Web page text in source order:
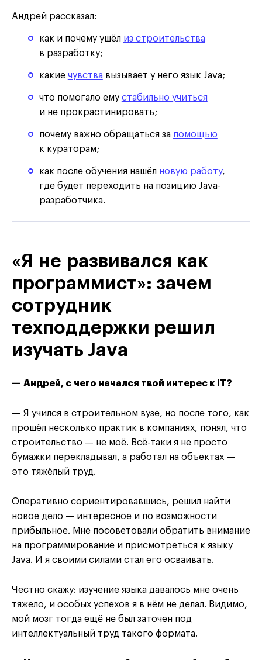
Андрей рассказал:
как и почему ушёл из строительства
в разработку;
какие чувства вызывает у него язык Java;
что помогало ему стабильно учиться
и не прокрастинировать;
почему важно обращаться за помощью
к кураторам;
как после обучения нашёл новую работу,
где будет переходить на позицию Java-
разработчика.
«Я не развивался как
программист»: зачем
сотрудник
техподдержки решил
изучать Java
— Андрей, с чего начался твой интерес к IT?
— Я учился в строительном вузе, но после того, как
прошёл несколько практик в компаниях, понял, что
строительство — не моё. Всё-таки я не просто
бумажки перекладывал, а работал на объектах —
это тяжёлый труд.
Оперативно сориентировавшись, решил найти
новое дело — интересное и по возможности
прибыльное. Мне посоветовали обратить внимание
на программирование и присмотреться к языку
Java. И я своими силами стал его осваивать.
Честно скажу: изучение языка давалось мне очень
тяжело, и особых успехов я в нём не делал. Видимо,
мой мозг тогда ещё не был заточен под
интеллектуальный труд такого формата.